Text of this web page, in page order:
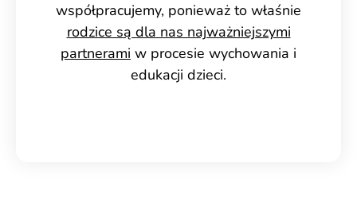
współpracujemy, ponieważ to właśnie
rodzice są dla nas najważniejszymi
partnerami w procesie wychowania i
edukacji dzieci.